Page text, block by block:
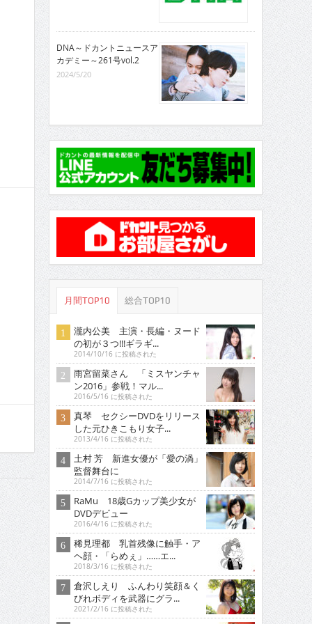
DNA～ドカントニュースア
カデミー～261号vol.2
2024/5/20
月間TOP10 総合TOP10
瀧内公美 主演・長編・ヌード
の初が３つ!!!ギラギ...
2014/10/16 に投稿された
雨宮留菜さん 「ミスヤンチャ
ン2016」参戦！マル...
2016/5/16 に投稿された
真琴 セクシーDVDをリリース
した元ひきこもり女子...
2013/4/16 に投稿された
土村 芳 新進女優が「愛の渦」
監督舞台に
2014/7/16 に投稿された
RaMu 18歳Gカップ美少女が
DVDデビュー
2016/4/16 に投稿された
稀見理都 乳首残像に触手・ア
ヘ顔・「らめぇ」……エ...
2018/3/16 に投稿された
倉沢しえり ふんわり笑顔＆く
びれボディを武器にグラ...
2021/2/16 に投稿された